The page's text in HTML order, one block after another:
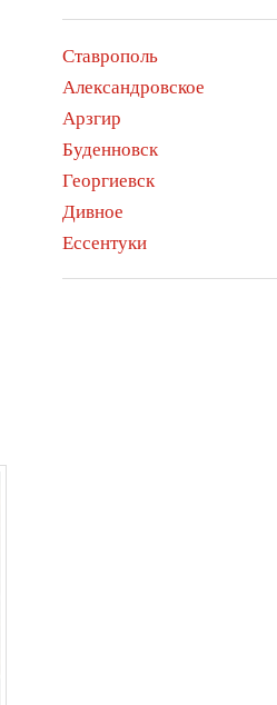
Ставрополь
Александровское
Арзгир
Буденновск
Георгиевск
Дивное
Ессентуки
Железноводск